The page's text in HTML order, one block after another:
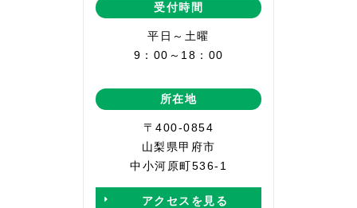
受付時間
平日～土曜
9：00～18：00
所在地
〒400-0854
山梨県甲府市
中小河原町536-1
アクセスを見る